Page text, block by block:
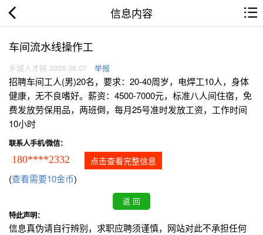
信息内容
车间流水线操作工
乡城人才网 2026.08.07 举报
招聘车间工人(男)20名，要求：20-40周岁，电焊工10人，身体
健康，无不良嗜好。薪资：4500-7000元，标准八人间住宿，免
费发放劳保用品，两班倒，每月25号准时发放工资，工作时间
10小时
联系人手机/微信：
180****2332 点击查看完整信息
(查看需要10金币)
特此声明：
信息真伪请自行辨别，求职应聘须谨慎，网站对此不承担任何